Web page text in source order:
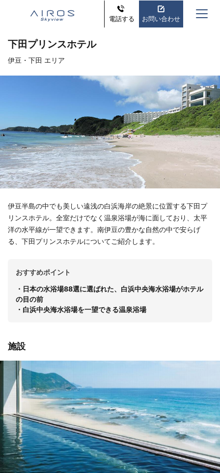
電話する お問い合わせ
下田プリンスホテル
伊豆・下田 エリア
伊豆半島の中でも美しい遠浅の白浜海岸の絶景に位置する下田プ
リンスホテル。全室だけでなく温泉浴場が海に面しており、太平
洋の水平線が一望できます。南伊豆の豊かな自然の中で安らげ
る、下田プリンスホテルについてご紹介します。
おすすめポイント
・日本の水浴場88選に選ばれた、白浜中央海水浴場がホテル
の目の前
・白浜中央海水浴場を一望できる温泉浴場
施設